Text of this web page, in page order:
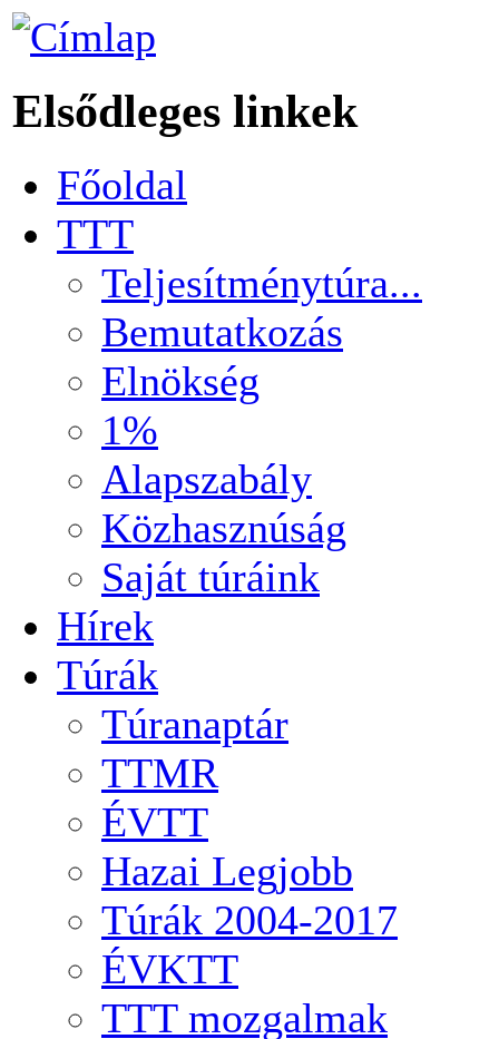
Elsődleges linkek
Főoldal
TTT
Teljesítménytúra...
Bemutatkozás
Elnökség
1%
Alapszabály
Közhasznúság
Saját túráink
Hírek
Túrák
Túranaptár
TTMR
ÉVTT
Hazai Legjobb
Túrák 2004-2017
ÉVKTT
TTT mozgalmak